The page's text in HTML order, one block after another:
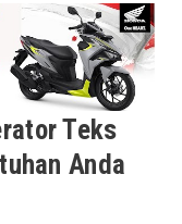
Teks
Anda